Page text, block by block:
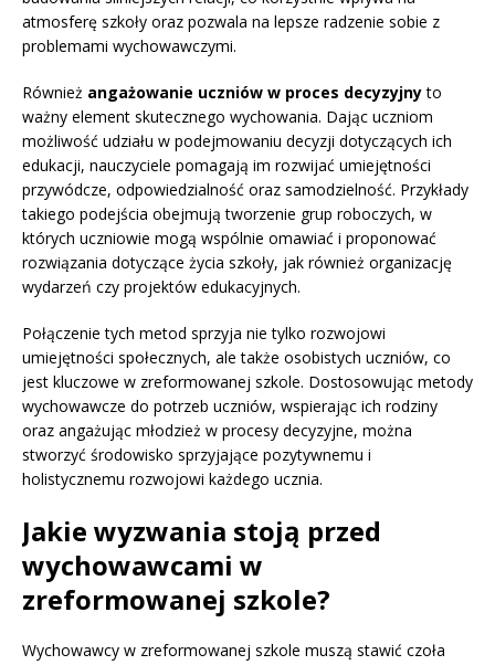
atmosferę szkoły oraz pozwala na lepsze radzenie sobie z
problemami wychowawczymi.
Również angażowanie uczniów w proces decyzyjnyto
ważny element skutecznego wychowania. Dając uczniom
możliwość udziału w podejmowaniu decyzji dotyczących ich
edukacji, nauczyciele pomagają im rozwijać umiejętności
przywódcze, odpowiedzialność oraz samodzielność. Przykłady
takiego podejścia obejmują tworzenie grup roboczych, w
których uczniowie mogą wspólnie omawiać i proponować
rozwiązania dotyczące życia szkoły, jak również organizację
wydarzeń czy projektów edukacyjnych.
Połączenie tych metod sprzyja nie tylko rozwojowi
umiejętności społecznych, ale także osobistych uczniów, co
jest kluczowe w zreformowanej szkole. Dostosowując metody
wychowawcze do potrzeb uczniów, wspierając ich rodziny
oraz angażując młodzież w procesy decyzyjne, można
stworzyć środowisko sprzyjające pozytywnemu i
holistycznemu rozwojowi każdego ucznia.
Jakie wyzwania stoją przed
wychowawcami w
zreformowanej szkole?
Wychowawcy w zreformowanej szkole muszą stawić czoła